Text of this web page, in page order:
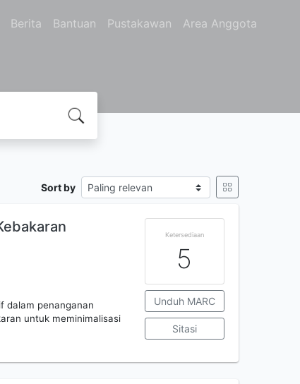
Berita Bantuan Pustakawan Area Anggota
Sort by
dalam penanganan
untuk meminimalisasi
Ketersediaan
5
Unduh MARC
Sitasi